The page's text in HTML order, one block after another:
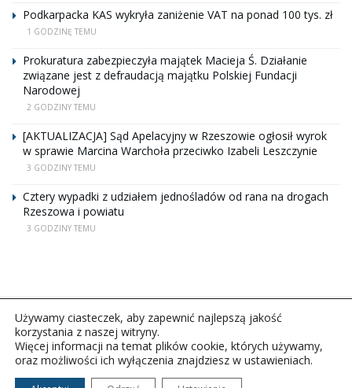
Podkarpacka KAS wykryła zaniżenie VAT na ponad 100 tys. zł
1 GODZINĘ TEMU
Prokuratura zabezpieczyła majątek Macieja Ś. Działanie
związane jest z defraudacją majątku Polskiej Fundacji
Narodowej
2 GODZINY TEMU
[AKTUALIZACJA] Sąd Apelacyjny w Rzeszowie ogłosił wyrok
w sprawie Marcina Warchoła przeciwko Izabeli Leszczynie
3 GODZINY TEMU
Cztery wypadki z udziałem jednośladów od rana na drogach
Rzeszowa i powiatu
3 GODZINY TEMU
Copyright © 2026Polskie Radio Rzeszów S.A. w likwidacj.
Używamy ciasteczek, aby zapewnić najlepszą jakość
korzystania z naszej witryny.
Więcej informacji na temat plików cookie, których używamy,
oraz możliwości ich wyłączenia znajdziesz w ustawieniach.